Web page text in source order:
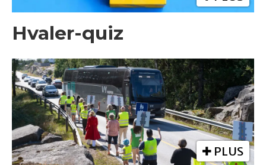
Hvaler-quiz
PLUS